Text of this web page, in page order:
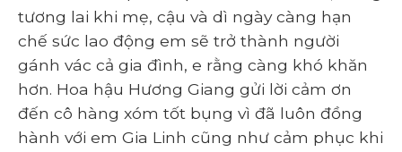
tương lai khi mẹ, cậu và dì ngày càng hạn
chế sức lao động em sẽ trở thành người
gánh vác cả gia đình, e rằng càng khó khăn
hơn. Hoa hậu Hương Giang gửi lời cảm ơn
đến cô hàng xóm tốt bụng vì đã luôn đồng
hành với em Gia Linh cũng như cảm phục khi